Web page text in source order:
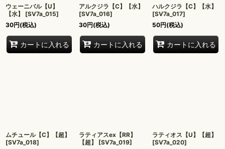
ウェーニバル【U】
【水】
[SV7a_015]
30円(税込)
カートに入れる
アルクジラ【C】【水】
[SV7a_016]
30円(税込)
カートに入れる
ハルクジラ【C】【水】
[SV7a_017]
50円(税込)
カートに入れる
ムチュール【C】【超】
[SV7a_018]
ラティアスex【RR】
【超】
[SV7a_019]
ラティオス【U】【超】
[SV7a_020]